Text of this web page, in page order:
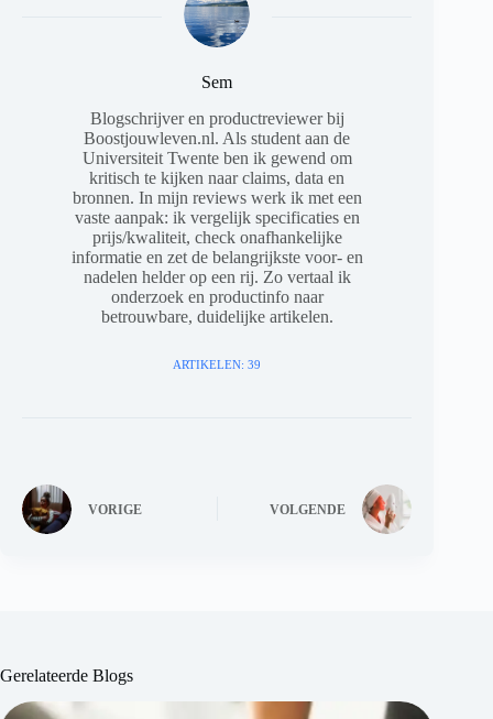
Sem
Blogschrijver en productreviewer bij
Boostjouwleven.nl. Als student aan de
Universiteit Twente ben ik gewend om
kritisch te kijken naar claims, data en
bronnen. In mijn reviews werk ik met een
vaste aanpak: ik vergelijk specificaties en
prijs/kwaliteit, check onafhankelijke
informatie en zet de belangrijkste voor- en
nadelen helder op een rij. Zo vertaal ik
onderzoek en productinfo naar
betrouwbare, duidelijke artikelen.
ARTIKELEN: 39
VORIGE VOLGENDE
Gerelateerde Blogs